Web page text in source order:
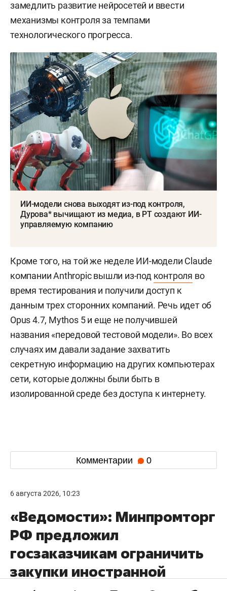
замедлить развитие нейросетей и ввести
механизмы контроля за темпами
технологического прогресса.
ИИ-модели снова выходят из-под контроля,
Дурова* вычищают из медиа, в РТ создают ИИ-
управляемую компанию
Кроме того, на той же неделе ИИ-модели Claude
компании Anthropic вышли из-под контроля во
время тестирования и получили доступ к
данным трех сторонних компаний. Речь идет об
Opus 4.7, Mythos 5 и еще не получившей
названия «передовой тестовой модели». Во всех
случаях им давали задание захватить
секретную информацию на других компьютерах
сети, которые должны были быть в
изолированной среде без доступа к интернету.
Комментарии 0
6 августа 2026, 10:23
«Ведомости»: Минпромторг
РФ предложил
госзаказчикам ограничить
закупки иностранной